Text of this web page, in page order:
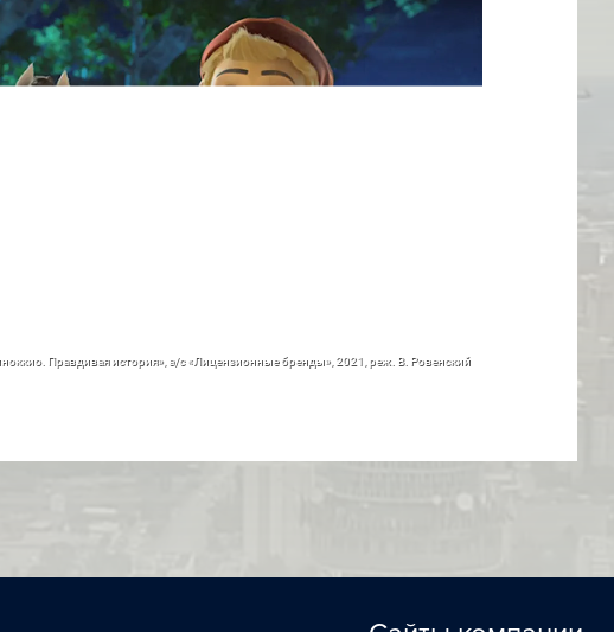
Правдивая история», а/с «Лицензионные бренды», 2021, реж. В. Ровенский